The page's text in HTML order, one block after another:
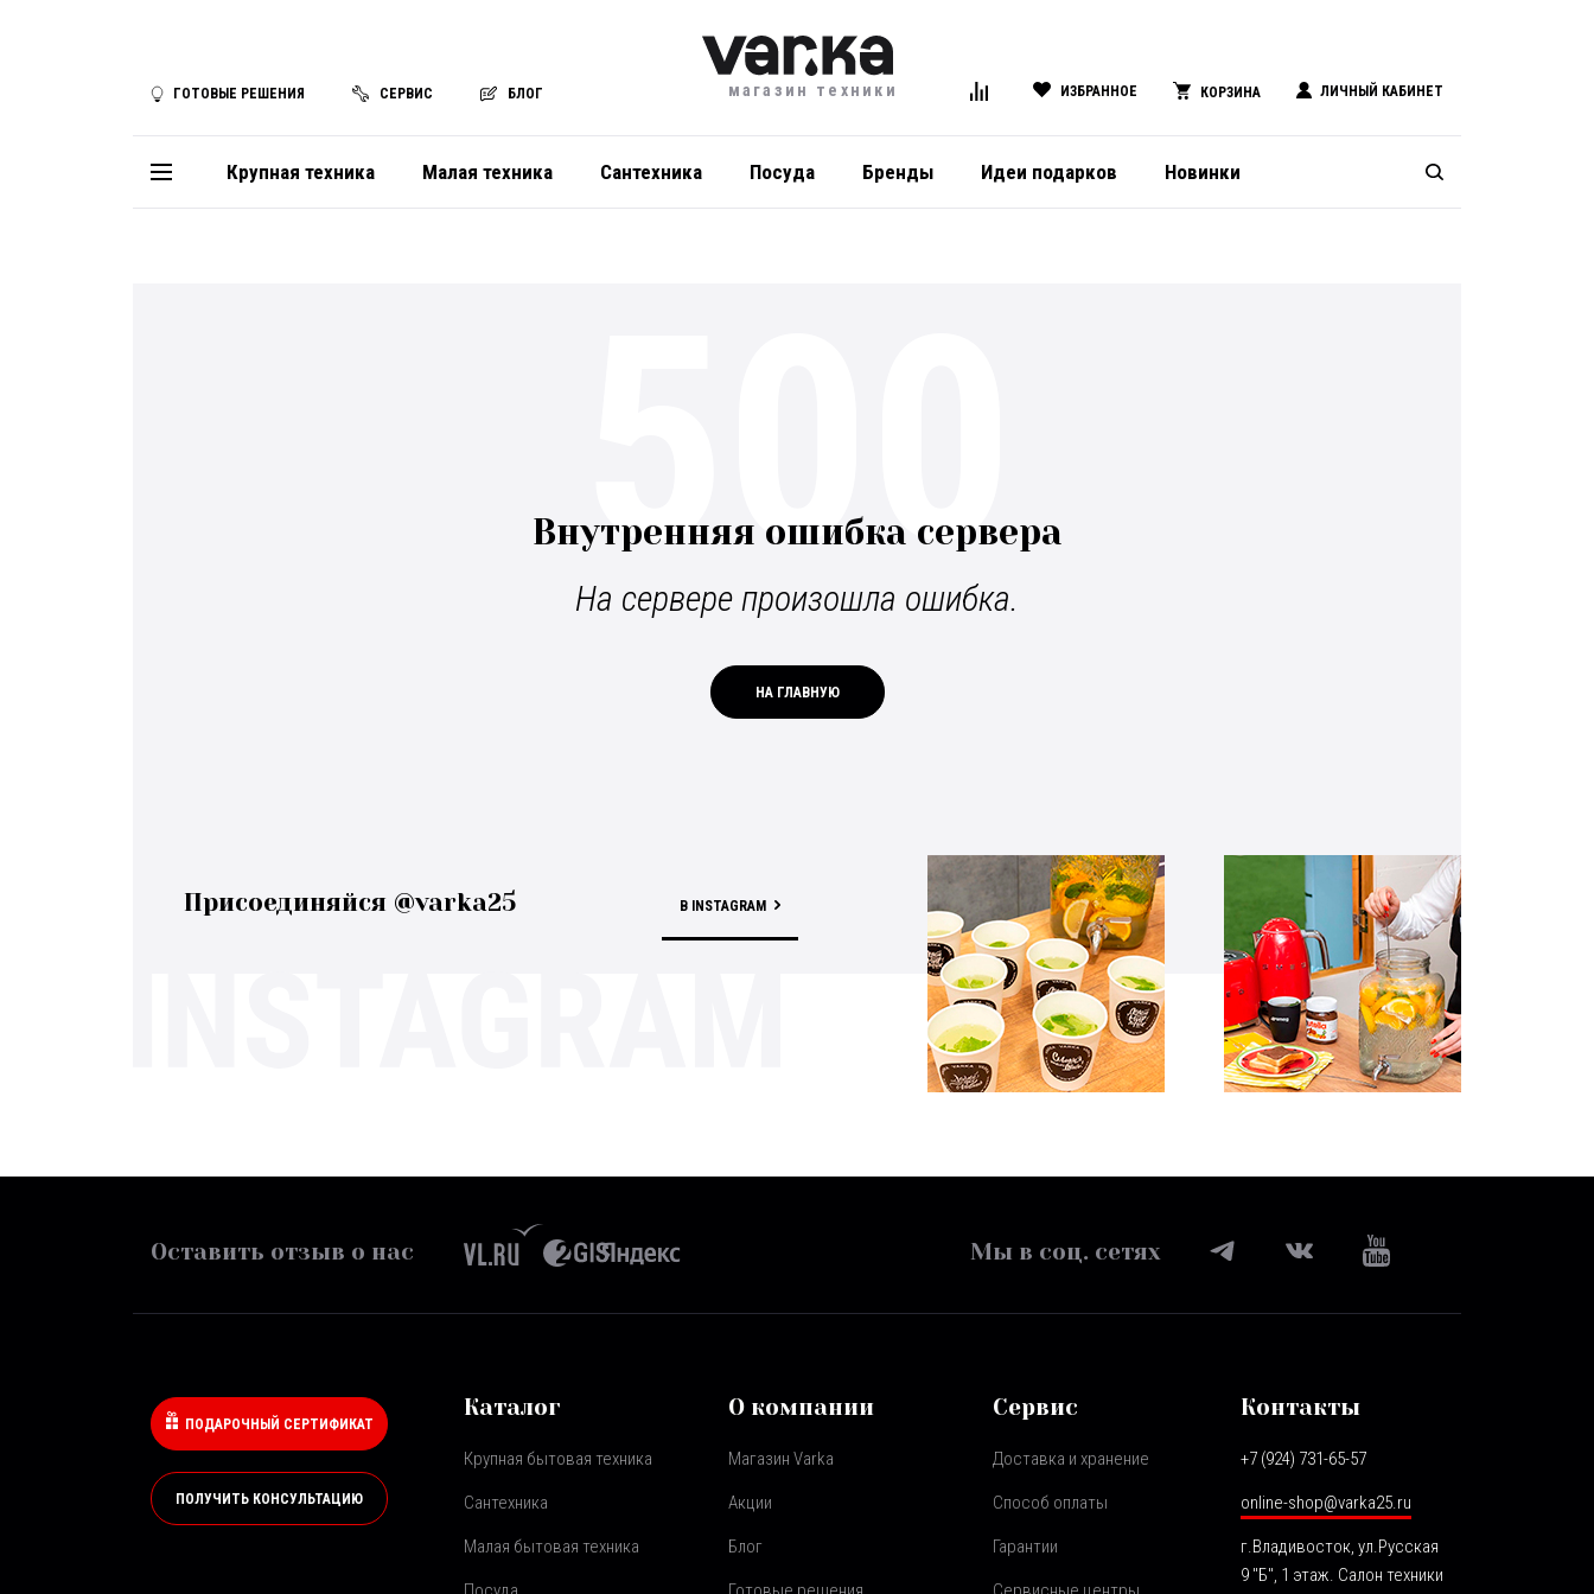
ГОТОВЫЕ РЕШЕНИЯ СЕРВИС БЛОГ магазин техники ИЗБРАННОЕ КОРЗИНА ЛИЧНЫЙ КАБИНЕТ
Крупная техника Малая техника Сантехника Посуда Бренды Идеи подарков Новинки
Внутренняя ошибка сервера
На сервере произошла ошибка.
НА ГЛАВНУЮ
500
Присоединяйся @varka25 В INSTAGRAM
Оставить отзыв о нас Мы в соц. сетях
ПОДАРОЧНЫЙ СЕРТИФИКАТ
ПОЛУЧИТЬ КОНСУЛЬТАЦИЮ
Каталог
Крупная бытовая техника
Сантехника
Малая бытовая техника
О компании
Магазин Varka
Акции
Блог
Сервис
Доставка и хранение
Способ оплаты
Гарантии
Контакты
+7 (924) 731-65-57
online-shop@varka25.ru
г.Владивосток, ул.Русская
9 "Б", 1 этаж. Салон техники